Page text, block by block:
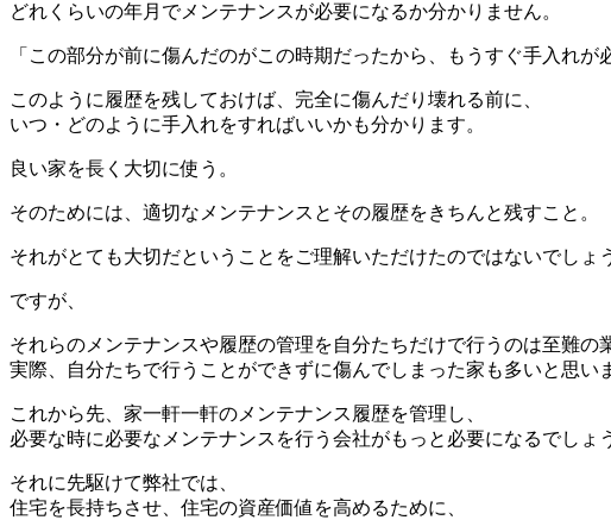
どれくらいの年月でメンテナンスが必要になるか分かりません。
「この部分が前に傷んだのがこの時期だったから、もうすぐ手入れが
このように履歴を残しておけば、完全に傷んだり壊れる前に、
いつ・どのように手入れをすればいいかも分かります。
良い家を長く大切に使う。
そのためには、適切なメンテナンスとその履歴をきちんと残すこと。
それがとても大切だということをご理解いただけたのではないでしょ
ですが、
それらのメンテナンスや履歴の管理を自分たちだけで行うのは至難の
実際、自分たちで行うことができずに傷んでしまった家も多いと思い
これから先、家一軒一軒のメンテナンス履歴を管理し、
必要な時に必要なメンテナンスを行う会社がもっと必要になるでしょ
それに先駆けて弊社では、
住宅を長持ちさせ、住宅の資産価値を高めるために、